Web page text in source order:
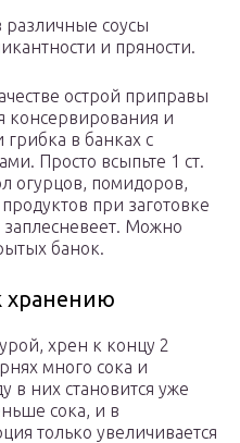
соусы
и пряности.
острой приправы
консервирования и
в банках с
Просто всыпьте 1 ст.
огурцов, помидоров,
при заготовке
Можно
банок.
хранению
хрен к концу 2
много сока и
в них становится уже
сока, и в
только увеличивается